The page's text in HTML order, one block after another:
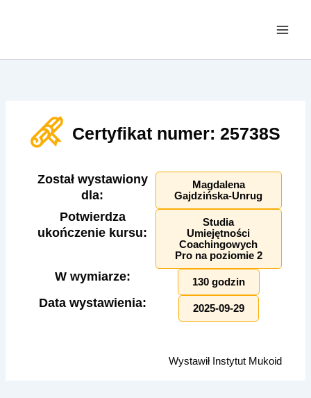
Certyfikat numer: 25738S
Został wystawiony
dla:
Magdalena
Gajdzińska-Unrug
Potwierdza
ukończenie kursu:
Studia
Umiejętności
Coachingowych
Pro na poziomie 2
W wymiarze: 130 godzin
Data wystawienia: 2025-09-29
Wystawił Instytut Mukoid